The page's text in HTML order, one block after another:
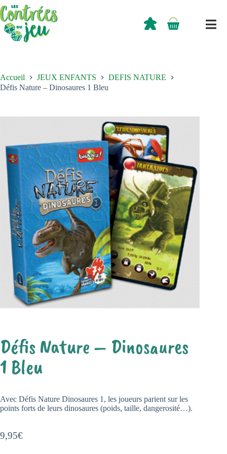
Passer
au
contenu
Panier
0,00
Accueil JEUX ENFANTS
DEFIS NATURE
Défis Nature – Dinosaures 1 Bleu
Défis Nature – Dinosaures
1 Bleu
9,95€
Avec Défis Nature Dinosaures 1, les joueurs parient sur les
points forts de leurs dinosaures (poids, taille, dangerosité…).